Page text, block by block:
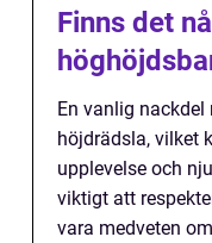
Finns det
En vanlig
höjdrädsla, vilket
upplevelse och
viktigt att
vara medveten